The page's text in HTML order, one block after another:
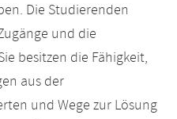
Die Studierenden
und die
besitzen die Fähigkeit,
aus der
und Wege zur Lösung